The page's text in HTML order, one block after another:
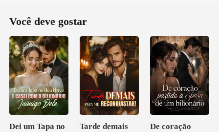
Você deve gostar
Dei um Tapa no
Tarde demais
De coração